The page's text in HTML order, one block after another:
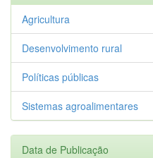
Agricultura
Desenvolvimento rural
Políticas públicas
Sistemas agroalimentares
Data de Publicação